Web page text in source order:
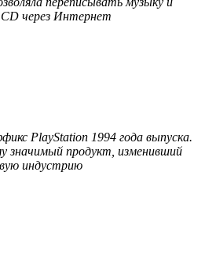
через Интернет
PlayStation 1994 года выпуска.
значимый продукт, изменивший
индустрию